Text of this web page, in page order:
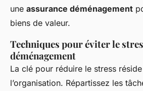
une assurance déménagement
biens de valeur.
Techniques pour éviter le
déménagement
La clé pour réduire le stress
l’organisation. Répartissez les